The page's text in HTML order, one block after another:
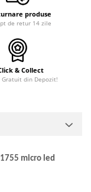
produse
de retur 14 zile
& Collect
Gratuit din Depozit!
micro led